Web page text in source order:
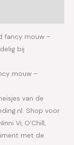
fancy mouw –
bij
mouw –
van de
Shop voor
Vi, O’Chill,
met de